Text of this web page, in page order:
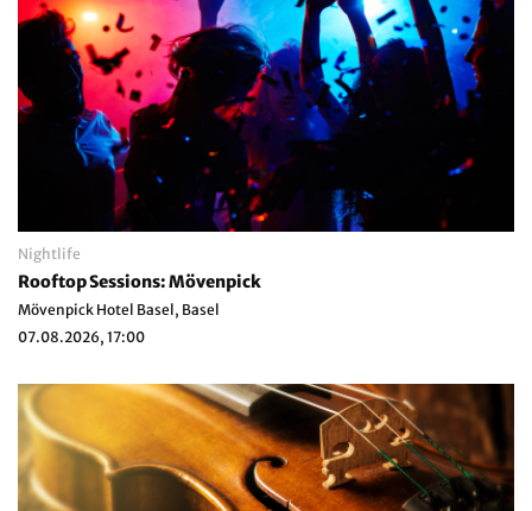
Nightlife
Rooftop Sessions: Mövenpick
Mövenpick Hotel Basel, Basel
07.08.2026, 17:00